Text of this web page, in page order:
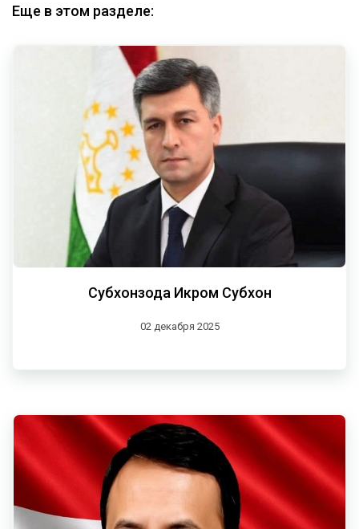
Еще в этом разделе:
Субхонзода Икром Субхон
02 декабря 2025